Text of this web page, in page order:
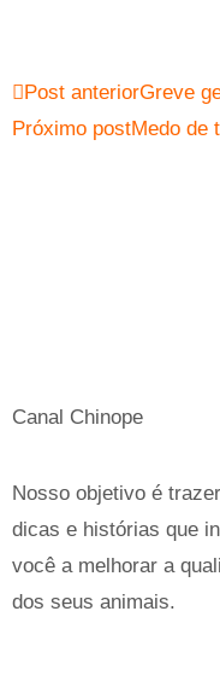
Post anteriorGreve
Próximo postMedo de
Canal Chinope
Nosso objetivo é
dicas e histórias que
você a melhorar a
dos seus animais.